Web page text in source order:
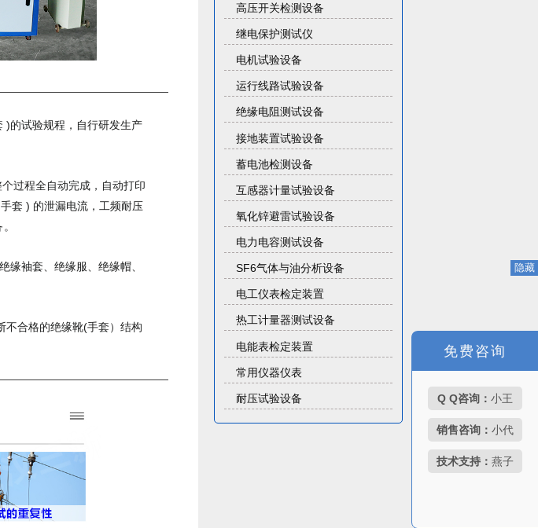
)的试验规程，自行研发生产
过程全自动完成，自动打印
套 ) 的泄漏电流，工频耐压
缘袖套、绝缘服、绝缘帽、
不合格的绝缘靴(手套）结构
高压开关检测设备
继电保护测试仪
电机试验设备
运行线路试验设备
绝缘电阻测试设备
接地装置试验设备
蓄电池检测设备
互感器计量试验设备
氧化锌避雷试验设备
电力电容测试设备
SF6气体与油分析设备
电工仪表检定装置
热工计量器测试设备
电能表检定装置
常用仪器仪表
耐压试验设备
免费咨询
Q Q咨询： 小王
销售咨询： 小代
技术支持： 燕子